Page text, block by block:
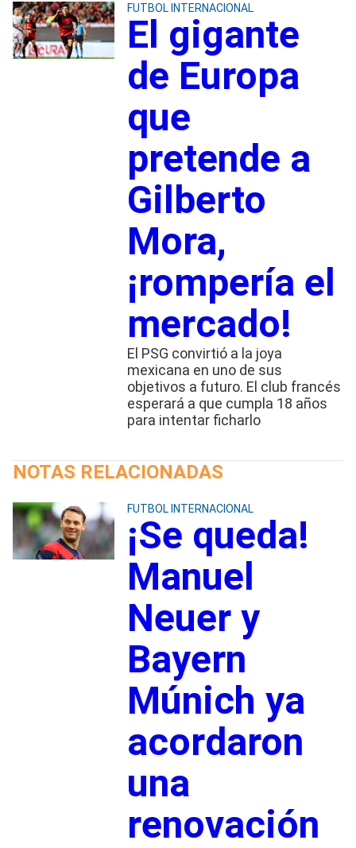
FUTBOL INTERNACIONAL
El gigante
de Europa
que
pretende a
Gilberto
Mora,
¡rompería el
mercado!
El PSG convirtió a la joya
mexicana en uno de sus
objetivos a futuro. El club francés
esperará a que cumpla 18 años
para intentar ficharlo
NOTAS RELACIONADAS
FUTBOL INTERNACIONAL
¡Se queda!
Manuel
Neuer y
Bayern
Múnich ya
acordaron
una
renovación